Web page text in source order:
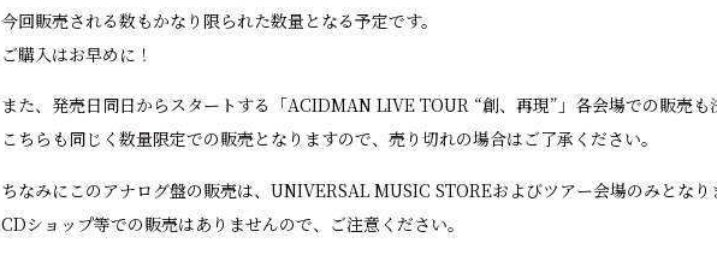
今回販売される数もかなり限られた数量となる予定です。
ご購入はお早めに！
また、発売日同日からスタートする「ACIDMAN LIVE TOUR “創、再現”」各会場での販売も
こちらも同じく数量限定での販売となりますので、売り切れの場合はご了承ください。
ちなみにこのアナログ盤の販売は、UNIVERSAL MUSIC STOREおよびツアー会場のみとなり
CDショップ等での販売はありませんので、ご注意ください。